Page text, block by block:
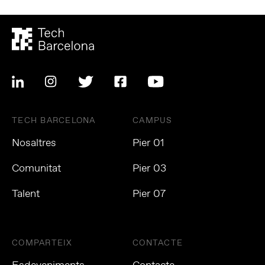
TECH BARCELONA
Nosaltres
Comunitat
Talent
CAMPUS
Pier 01
Pier 03
Pier 07
COMPARTEIX CONTACTE